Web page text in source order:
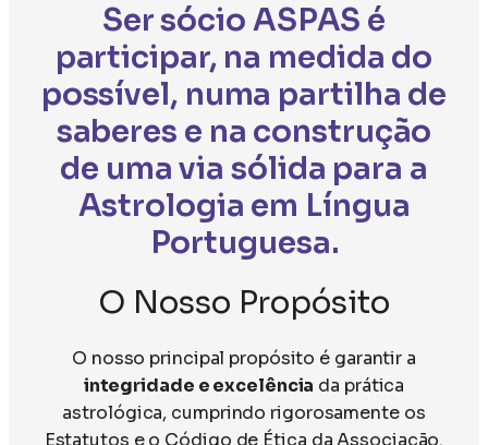
Ser sócio ASPAS é
participar, na medida do
possível, numa partilha de
saberes e na construção
de uma via sólida para a
Astrologia em Língua
Portuguesa.
O Nosso Propósito
O nosso principal propósito é garantir a
integridade e excelência da prática
astrológica, cumprindo rigorosamente os